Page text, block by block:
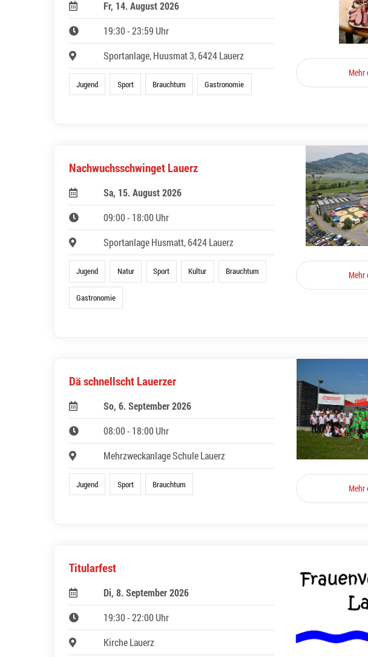
Fr, 14. August 2026
19:30 - 23:59 Uhr
Sportanlage, Huusmat 3, 6424 Lauerz
Jugend Sport Brauchtum Gastronomie
Mehr
Nachwuchsschwinget Lauerz
Sa, 15. August 2026
09:00 - 18:00 Uhr
Sportanlage Husmatt, 6424 Lauerz
Jugend Natur Sport Kultur Brauchtum
Gastronomie
Mehr
Dä schnellscht Lauerzer
So, 6. September 2026
08:00 - 18:00 Uhr
Mehrzweckanlage Schule Lauerz
Jugend Sport Brauchtum Mehr
Titularfest
Di, 8. September 2026
19:30 - 22:00 Uhr
Kirche Lauerz